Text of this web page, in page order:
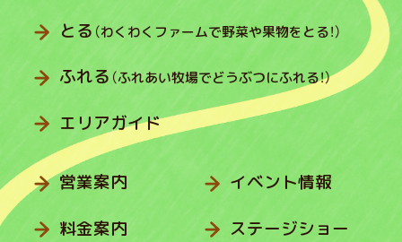
とる （わくわくファームで野菜や果物をとる！）
ふれる （ふれあい牧場でどうぶつにふれる！）
エリアガイド
営業案内
料金案内
イベント情報
ステージショー